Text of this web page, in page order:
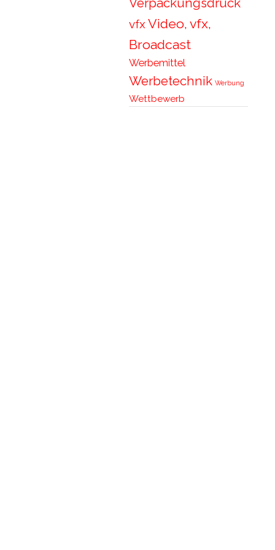
vfxVideo, vfx,
Broadcast
Werbemittel
Werbetechnik Werbung
Wettbewerb